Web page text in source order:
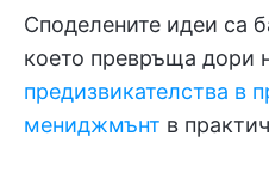
Споделените идеи са
което превръща дори
предизвикателства в
мениджмънт в